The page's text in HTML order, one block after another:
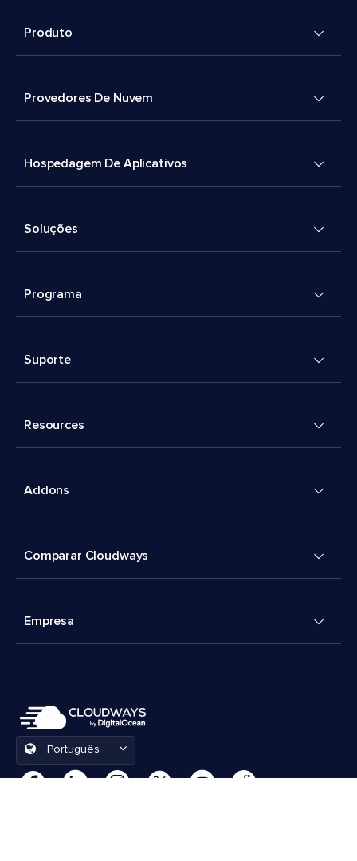
Produto
Provedores De Nuvem
Hospedagem De Aplicativos
Soluções
Programa
Suporte
Resources
Addons
Comparar Cloudways
Empresa
Português